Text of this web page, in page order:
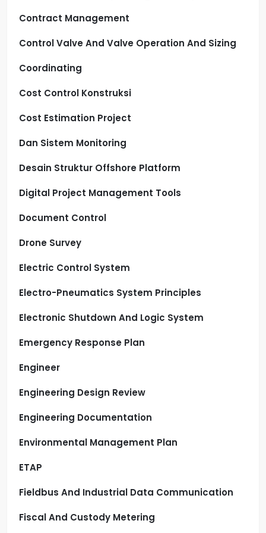
Contract Management
Control Valve And Valve Operation And Sizing
Coordinating
Cost Control Konstruksi
Cost Estimation Project
Dan Sistem Monitoring
Desain Struktur Offshore Platform
Digital Project Management Tools
Document Control
Drone Survey
Electric Control System
Electro-Pneumatics System Principles
Electronic Shutdown And Logic System
Emergency Response Plan
Engineer
Engineering Design Review
Engineering Documentation
Environmental Management Plan
ETAP
Fieldbus And Industrial Data Communication
Fiscal And Custody Metering